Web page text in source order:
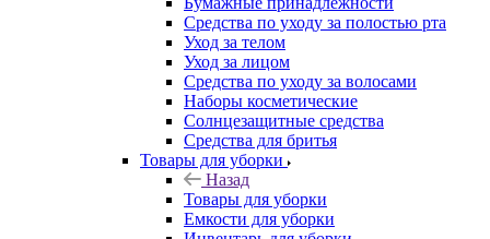
Средства по уходу за полостью рта
Уход за телом
Уход за лицом
Средства по уходу за волосами
Наборы косметические
Солнцезащитные средства
Средства для бритья
Товары для уборки
Назад
Товары для уборки
Емкости для уборки